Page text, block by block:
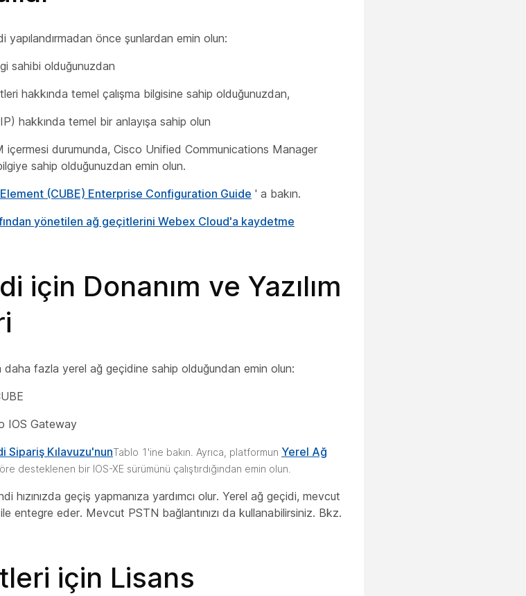
önce şunlardan emin olun:
sahibi olduğunuzdan
hakkında temel çalışma bilgisine sahip olduğunuzdan,
hakkında temel bir anlayışa sahip olun
içermesi durumunda, Cisco Unified Communications Manager
sahip olduğunuzdan emin olun.
(CUBE) Enterprise Configuration Guide ' a bakın.
yönetilen ağ geçitlerini Webex Cloud'a kaydetme
için Donanım ve Yazılım
daha fazla yerel ağ geçidine sahip olduğundan emin olun:
IOS Gateway
Sipariş Kılavuzu'nunTablo 1'ine bakın. Ayrıca, platformun Yerel Ağ
desteklenen bir IOS-XE sürümünü çalıştırdığından emin olun.
hızınızda geçiş yapmanıza yardımcı olur. Yerel ağ geçidi, mevcut
ile entegre eder. Mevcut PSTN bağlantınızı da kullanabilirsiniz. Bkz.
için Lisans